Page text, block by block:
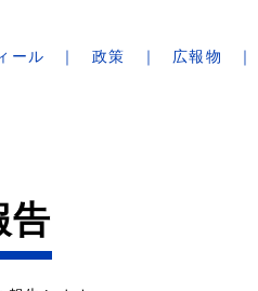
ール 政策 広報物
告